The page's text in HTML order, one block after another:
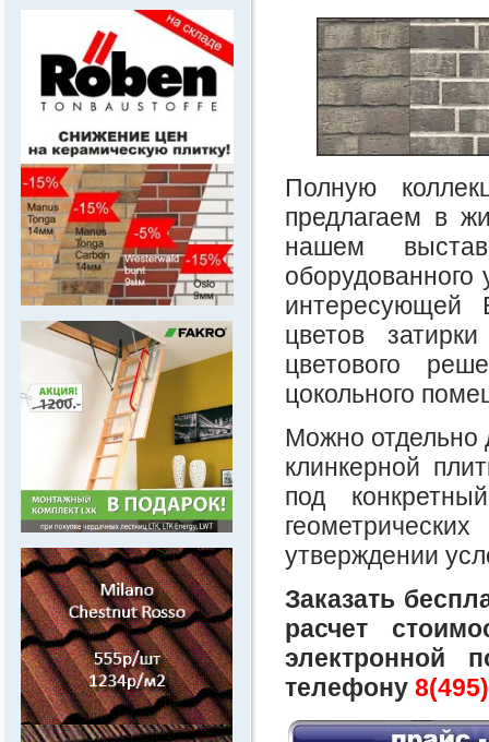
Полную
предлагаем в
нашем
интересующей
цветов
цветового
цокольного
Можно отдельно
клинкерной
под
утверждении
Заказать
расчет
электронной
телефону
.
.